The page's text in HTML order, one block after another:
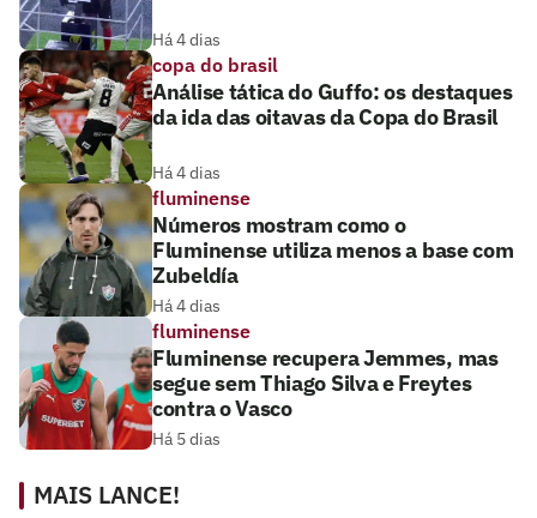
Há 4 dias
copa do brasil
Análise tática do Guffo: os destaques
da ida das oitavas da Copa do Brasil
Há 4 dias
fluminense
Números mostram como o
Fluminense utiliza menos a base com
Zubeldía
Há 4 dias
fluminense
Fluminense recupera Jemmes, mas
segue sem Thiago Silva e Freytes
contra o Vasco
Há 5 dias
MAIS LANCE!